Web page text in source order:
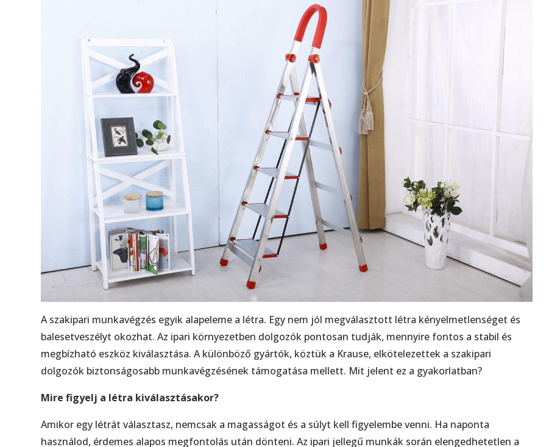
A szakipari munkavégzés egyik alapeleme a létra. Egy nem jól megválasztott létra kényelmetlenséget és
balesetveszélyt okozhat. Az ipari környezetben dolgozók pontosan tudják, mennyire fontos a stabil és
megbízható eszköz kiválasztása. A különböző gyártók, köztük a Krause, elkötelezettek a szakipari
dolgozók biztonságosabb munkavégzésének támogatása mellett. Mit jelent ez a gyakorlatban?
Mire figyelj a létra kiválasztásakor?
Amikor egy létrát választasz, nemcsak a magasságot és a súlyt kell figyelembe venni. Ha naponta
használod, érdemes alapos megfontolás után dönteni. Az ipari jellegű munkák során elengedhetetlen a